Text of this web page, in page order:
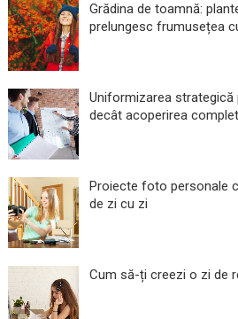
Grădina de toamnă:
prelungesc frumusețea
Uniformizarea
decât acoperirea
Proiecte foto personale
de zi cu zi
Cum să-ți creezi o zi de